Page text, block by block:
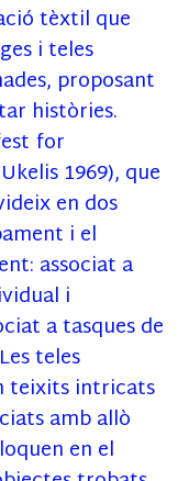
tèxtil que
i teles
proposant
històries.
for
1969), que
en dos
i el
associat a
i
a tasques de
teles
teixits intricats
amb allò
en el